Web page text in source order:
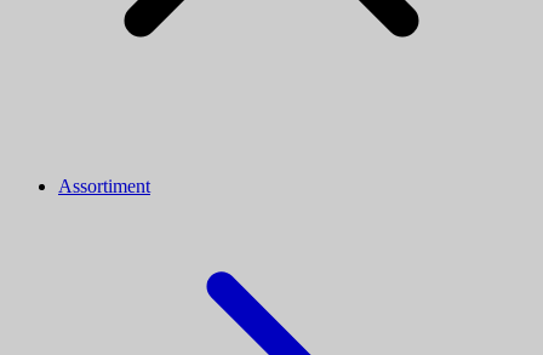
Assortiment